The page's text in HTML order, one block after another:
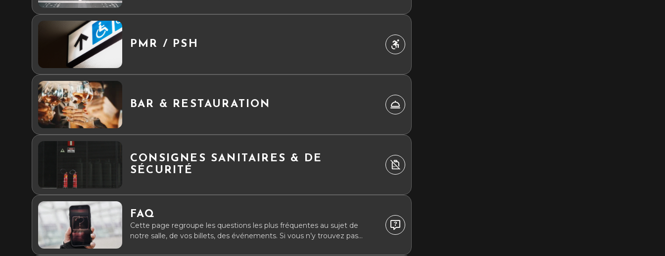
PMR / PSH
BAR & RESTAURATION
CONSIGNES SANITAIRES & DE
SÉCURITÉ
FAQ
Cette page regroupe les questions les plus fréquentes au sujet de
notre salle, de vos billets, des événements. Si vous n’y trouvez pas